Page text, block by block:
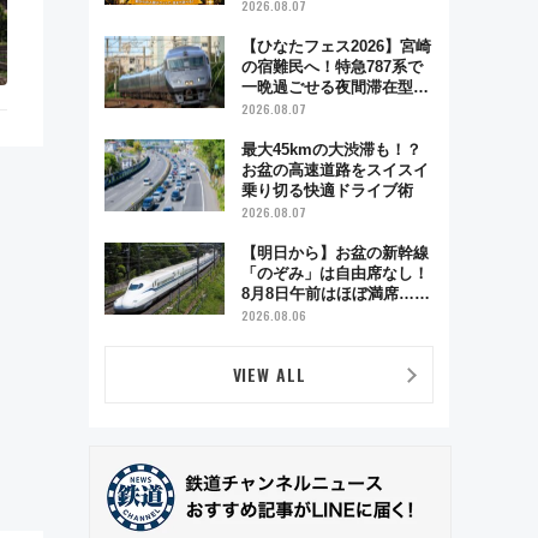
が彩る特別な夜
2026.08.07
【ひなたフェス2026】宮崎
の宿難民へ！特急787系で
一晩過ごせる夜間滞在型イ
ベント「スワローおひさ
2026.08.07
最大45kmの大渋滞も！？
お盆の高速道路をスイスイ
乗り切る快適ドライブ術
2026.08.07
【明日から】お盆の新幹線
「のぞみ」は自由席なし！
8月8日午前はほぼ満席…で
も数時間ズラせば空きが見
2026.08.06
VIEW ALL